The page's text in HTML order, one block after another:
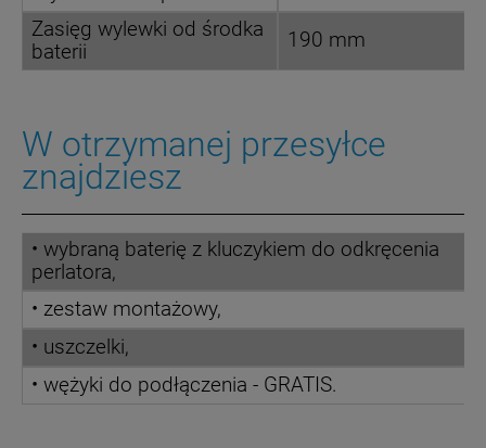
Zasięg wylewki od środka
baterii
190 mm
W otrzymanej przesyłce
znajdziesz
• wybraną baterię z kluczykiem do odkręcenia
perlatora,
• zestaw montażowy,
• uszczelki,
• wężyki do podłączenia - GRATIS.